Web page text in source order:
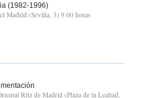
(1982-1996)
Madrid (Sevilla, 3) 9.00 horas
Ritz de Madrid (Plaza de la Lealtad,